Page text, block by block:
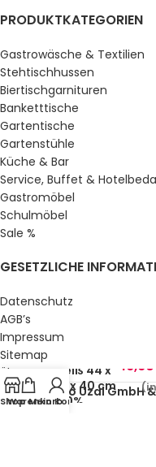
PRODUKTKATEGORIEN
Gastrowäsche & Textilien
Stehtischhussen
Biertischgarnituren
Banketttische
Gartentische
Gartenstühle
Küche & Bar
Service, Buffet &
Gastromöbel
Schulmöbel
Sale %
GESETZLICHE
Datenschutz
AGB’s
Impressum
Sitemap
Über uns
© Gastro Uzal GmbH &
Shop
Warenkorb
Mein Konto
Weiß 44 x
95 x 40 cm
100%
16,60